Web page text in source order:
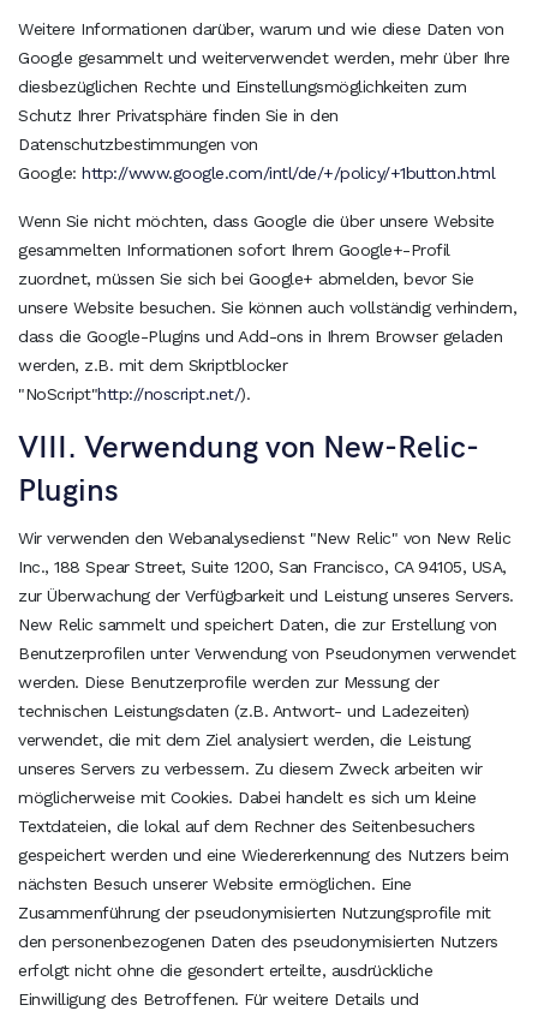
Weitere Informationen darüber, warum und wie diese Daten von
Google gesammelt und weiterverwendet werden, mehr über Ihre
diesbezüglichen Rechte und Einstellungsmöglichkeiten zum
Schutz Ihrer Privatsphäre finden Sie in den
Datenschutzbestimmungen von
Google: http://www.google.com/intl/de/+/policy/+1button.html
Wenn Sie nicht möchten, dass Google die über unsere Website
gesammelten Informationen sofort Ihrem Google+-Profil
zuordnet, müssen Sie sich bei Google+ abmelden, bevor Sie
unsere Website besuchen. Sie können auch vollständig verhindern,
dass die Google-Plugins und Add-ons in Ihrem Browser geladen
werden, z.B. mit dem Skriptblocker
"NoScript"http://noscript.net/).
VIII. Verwendung von New-Relic-
Plugins
Wir verwenden den Webanalysedienst "New Relic" von New Relic
Inc., 188 Spear Street, Suite 1200, San Francisco, CA 94105, USA,
zur Überwachung der Verfügbarkeit und Leistung unseres Servers.
New Relic sammelt und speichert Daten, die zur Erstellung von
Benutzerprofilen unter Verwendung von Pseudonymen verwendet
werden. Diese Benutzerprofile werden zur Messung der
technischen Leistungsdaten (z.B. Antwort- und Ladezeiten)
verwendet, die mit dem Ziel analysiert werden, die Leistung
unseres Servers zu verbessern. Zu diesem Zweck arbeiten wir
möglicherweise mit Cookies. Dabei handelt es sich um kleine
Textdateien, die lokal auf dem Rechner des Seitenbesuchers
gespeichert werden und eine Wiedererkennung des Nutzers beim
nächsten Besuch unserer Website ermöglichen. Eine
Zusammenführung der pseudonymisierten Nutzungsprofile mit
den personenbezogenen Daten des pseudonymisierten Nutzers
erfolgt nicht ohne die gesondert erteilte, ausdrückliche
Einwilligung des Betroffenen. Für weitere Details und